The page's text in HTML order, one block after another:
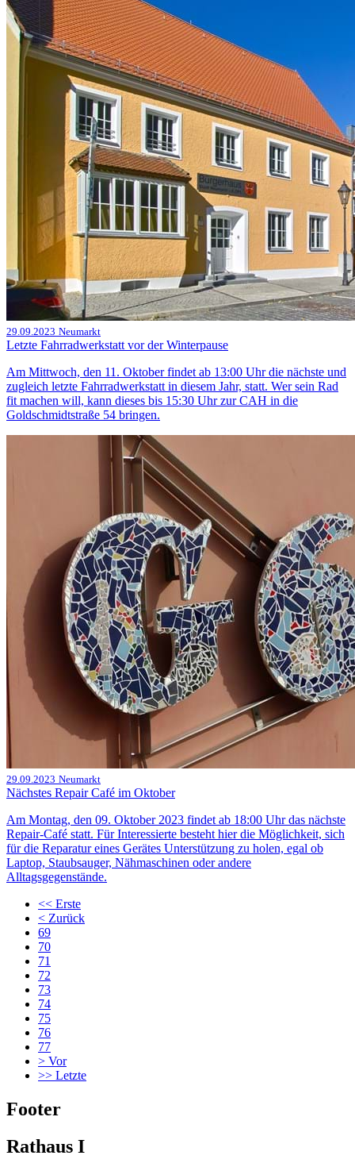
29.09.2023 Neumarkt
Letzte Fahrradwerkstatt vor der Winterpause
Am Mittwoch, den 11. Oktober findet ab 13:00 Uhr die nächste und
zugleich letzte Fahrradwerkstatt in diesem Jahr, statt. Wer sein Rad
fit machen will, kann dieses bis 15:30 Uhr zur CAH in die
Goldschmidtstraße 54 bringen.
29.09.2023 Neumarkt
Nächstes Repair Café im Oktober
Am Montag, den 09. Oktober 2023 findet ab 18:00 Uhr das nächste
Repair-Café statt. Für Interessierte besteht hier die Möglichkeit, sich
für die Reparatur eines Gerätes Unterstützung zu holen, egal ob
Laptop, Staubsauger, Nähmaschinen oder andere
Alltagsgegenstände.
<< Erste
< Zurück
69
70
71
72
73
74
75
76
77
> Vor
>> Letzte
Footer
Rathaus I